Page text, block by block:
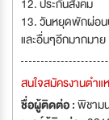
12. ประกันสังคม
13. วันหยุดพักผ่อน
และอื่นๆอีกมากมาย
สนใจสมัครงานตำ
ชื่อผู้ติดต่อ :พิชาม